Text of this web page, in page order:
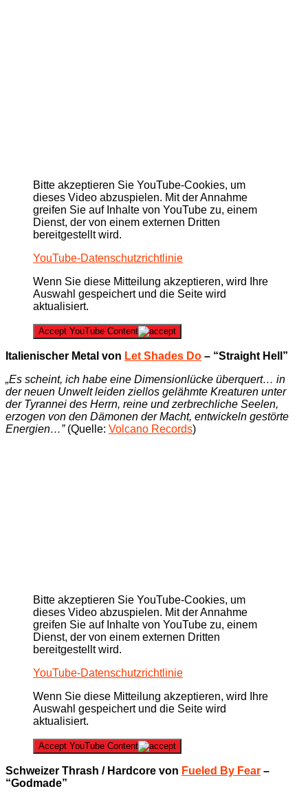
Bitte akzeptieren Sie YouTube-Cookies, um
dieses Video abzuspielen. Mit der Annahme
greifen Sie auf Inhalte von YouTube zu, einem
Dienst, der von einem externen Dritten
bereitgestellt wird.
YouTube-Datenschutzrichtlinie
Wenn Sie diese Mitteilung akzeptieren, wird Ihre
Auswahl gespeichert und die Seite wird
aktualisiert.
Accept YouTube Content
Italienischer Metal von Let Shades Do – “Straight Hell”
„Es scheint, ich habe eine Dimensionlücke überquert… in
der neuen Unwelt leiden ziellos gelähmte Kreaturen unter
der Tyrannei des Herrn, reine und zerbrechliche Seelen,
erzogen von den Dämonen der Macht, entwickeln gestörte
Energien…” (Quelle: Volcano Records)
Bitte akzeptieren Sie YouTube-Cookies, um
dieses Video abzuspielen. Mit der Annahme
greifen Sie auf Inhalte von YouTube zu, einem
Dienst, der von einem externen Dritten
bereitgestellt wird.
YouTube-Datenschutzrichtlinie
Wenn Sie diese Mitteilung akzeptieren, wird Ihre
Auswahl gespeichert und die Seite wird
aktualisiert.
Accept YouTube Content
Schweizer Thrash / Hardcore von Fueled By Fear –
“Godmade”